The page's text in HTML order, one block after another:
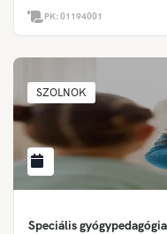
PK:01194001
SZOLNOK
Speciális